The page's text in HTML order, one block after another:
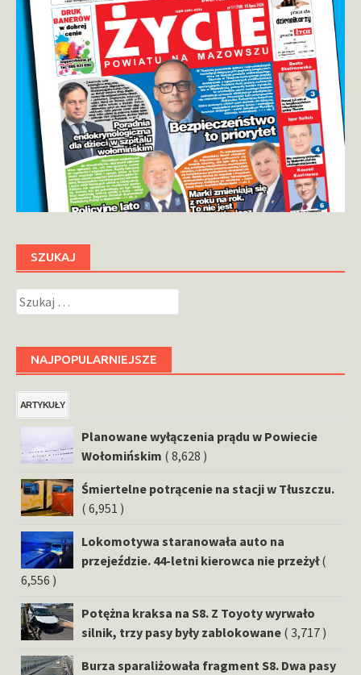
SZUKAJ
Szukaj:
NAJPOPULARNIEJSZE
ARTYKUŁY
Planowane wyłączenia prądu w Powiecie
Wołomińskim ( 8,628 )
Śmiertelne potrącenie na stacji w Tłuszczu.
( 6,951 )
Lokomotywa staranowała auto na
przejeździe. 44-letni kierowca nie przeżył (
6,556 )
Potężna kraksa na S8. Z Toyoty wyrwało
silnik, trzy pasy były zablokowane ( 3,717 )
Burza sparaliżowała fragment S8. Dwa pasy